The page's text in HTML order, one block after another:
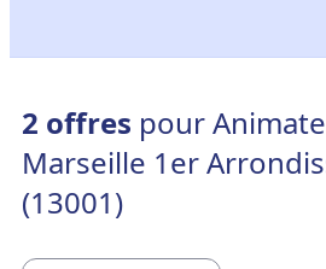
2 offres pour
Marseille 1er
(13001)